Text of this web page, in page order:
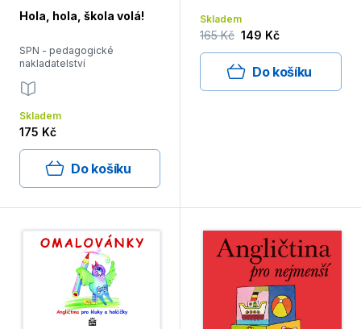
Hola, hola, škola volá!
SPN - pedagogické
nakladatelství
Skladem
175 Kč
Do košíku
Skladem
165 Kč 149 Kč
Do košíku